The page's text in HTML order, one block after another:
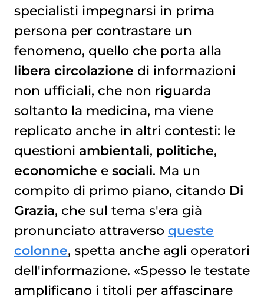
specialisti impegnarsi in prima
persona per contrastare un
fenomeno, quello che porta alla
libera circolazione di informazioni
non ufficiali, che non riguarda
soltanto la medicina, ma viene
replicato anche in altri contesti: le
questioni ambientali, politiche,
economiche e sociali. Ma un
compito di primo piano, citando Di
Grazia, che sul tema s'era già
pronunciato attraverso queste
colonne, spetta anche agli operatori
dell'informazione. «Spesso le testate
amplificano i titoli per affascinare